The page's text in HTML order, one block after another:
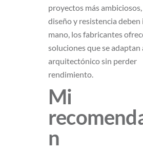
proyectos más
diseño y resistencia deben
mano, los fabricantes
soluciones que se adaptan
arquitectónico sin perder
rendimiento.
Mi
n